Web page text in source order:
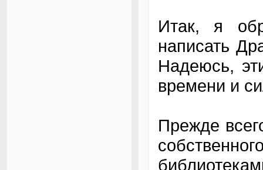
Итак, я
написать
Надеюсь,
времени и
Прежде